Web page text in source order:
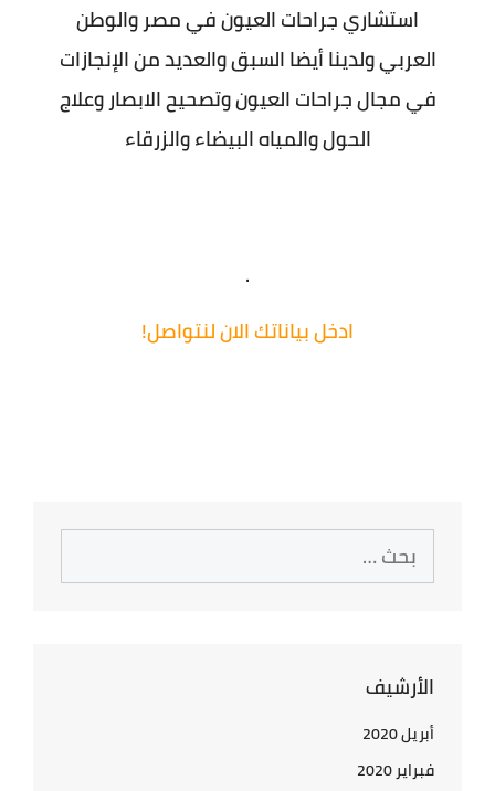
استشاري جراحات العيون في مصر والوطن
العربي ولدينا أيضا السبق والعديد من الإنجازات
في مجال جراحات العيون وتصحيح الابصار وعلاج
الحول والمياه البيضاء والزرقاء
.
ادخلبياناتكالان لنتواصل!
عن:
الأرشيف
أبريل 2020
فبراير 2020